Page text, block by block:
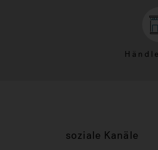
soziale Kanäle